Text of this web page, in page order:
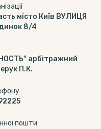
місто Київ ВУЛИЦЯ
8/4
арбітражний
П.К.
пошти